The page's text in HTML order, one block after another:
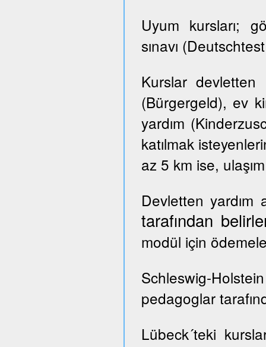
Uyum kursları;
sınavı
Kurslar
(Bürgergeld), ev
yardım
katılmak
az 5 km ise,
Devletten
tarafından
modül için
Schleswig-
pedagoglar
Lübeck´teki